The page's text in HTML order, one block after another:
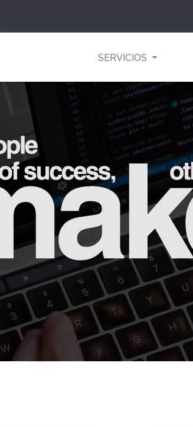
SERVICIOS